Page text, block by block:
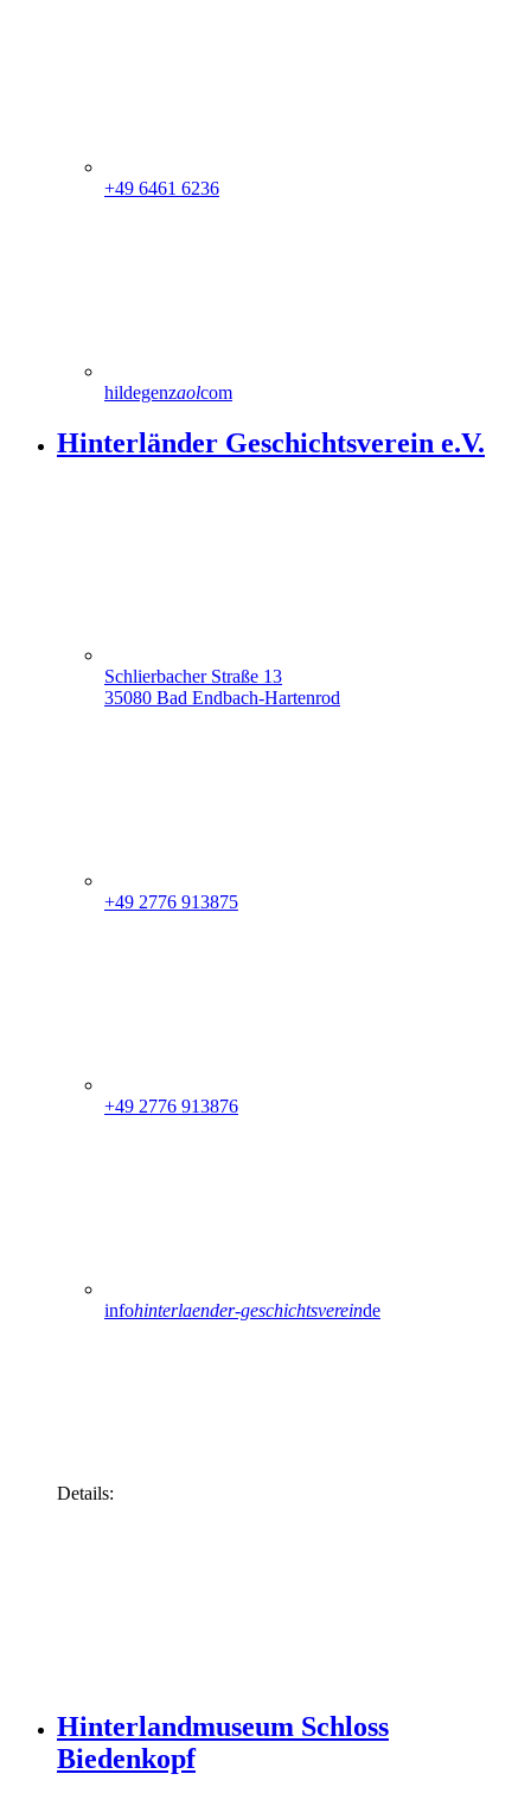
+49 6461 6236
hildegenzaolcom
Hinterländer Geschichtsverein e.V.
Schlierbacher Straße 13
35080 Bad Endbach-Hartenrod
+49 2776 913875
+49 2776 913876
infohinterlaender-geschichtsvereinde
Details:
Hinterlandmuseum Schloss
Biedenkopf